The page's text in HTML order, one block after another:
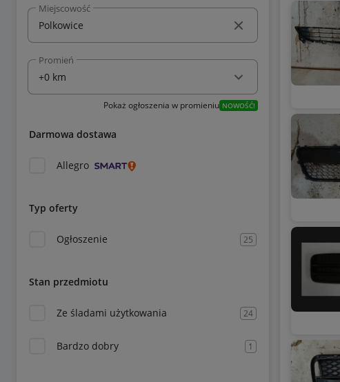
Miejscowość
Promień
Pokaż ogłoszenia w promieniu NOWOŚĆ!
Darmowa dostawa
Allegro
Typ oferty
Ogłoszenie 25
Stan przedmiotu
Ze śladami użytkowania 24
Bardzo dobry 1